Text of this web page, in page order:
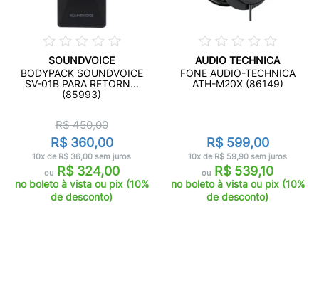
SOUNDVOICE
BODYPACK SOUNDVOICE
SV-01B PARA RETORN...
(85993)
R$ 450,00
R$ 360,00
10x de R$ 36,00 sem juros
ouR$ 324,00
no boleto à vista ou pix (10%
de desconto)
AUDIO TECHNICA
FONE AUDIO-TECHNICA
ATH-M20X (86149)
R$ 599,00
10x de R$ 59,90 sem juros
ou R$ 539,10
no boleto à vista ou pix (10%
de desconto)